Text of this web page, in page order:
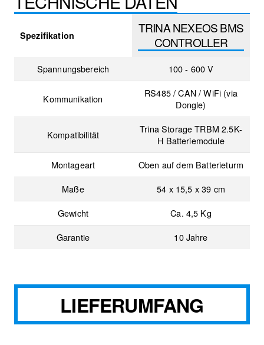
Spezifikation
TRINA NEXEOS BMS
CONTROLLER
Spannungsbereich 100 - 600 V
Kommunikation
RS485 / CAN / WiFi (via
Dongle)
Kompatibilität
Trina Storage TRBM 2.5K-
H Batteriemodule
Montageart
Oben auf dem Batterieturm
Maße
54 x 15,5 x 39 cm
Gewicht
Ca. 4,5 Kg
Garantie
10 Jahre
LIEFERUMFANG